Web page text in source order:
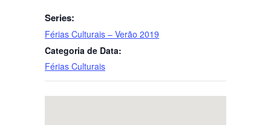
Series:
Férias Culturais – Verão 2019
Categoria de Data:
Férias Culturais